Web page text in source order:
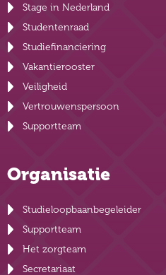
Stage in Nederland
Studentenraad
Studiefinanciering
Vakantierooster
Veiligheid
Vertrouwenspersoon
Supportteam
Organisatie
Studieloopbaanbegeleider
Supportteam
Het zorgteam
Secretariaat